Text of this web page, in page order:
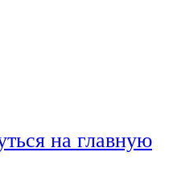
на главную